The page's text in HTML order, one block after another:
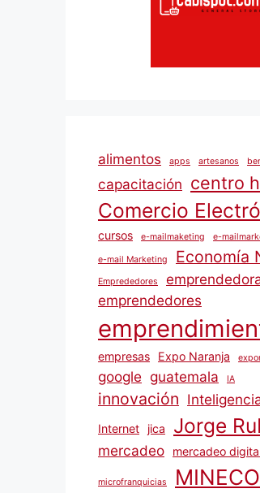
alimentos apps artesanos
capacitación centro
Comercio
cursos e-mailmaketing e-
e-mail Marketing Economía
Emprededores
emprendedores
empresas Expo Naranja
google guatemala IA
innovación
Internet jica Jorge
mercadeo mercadeo
microfranquicias MINECO